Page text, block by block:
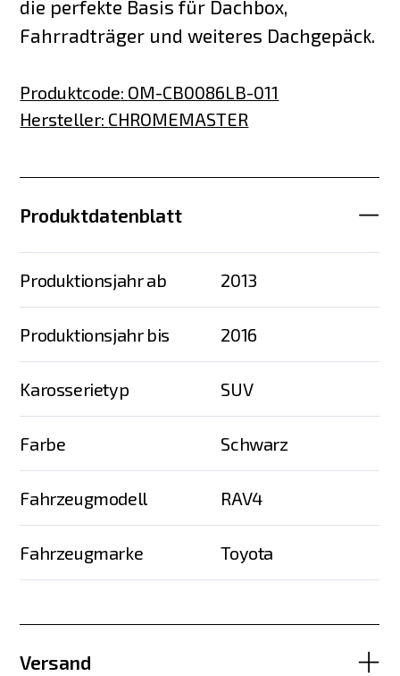
die perfekte Basis für Dachbox,
Fahrradträger und weiteres Dachgepäck.
Produktcode: OM-CB0086LB-011
Hersteller: CHROMEMASTER
Produktdatenblatt
Produktionsjahr ab 2013
Produktionsjahr bis 2016
Karosserietyp SUV
Farbe Schwarz
Fahrzeugmodell RAV4
Fahrzeugmarke Toyota
Versand